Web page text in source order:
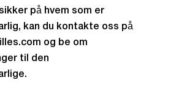
på hvem som er
kan du kontakte oss på
og be om
til den